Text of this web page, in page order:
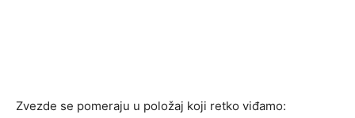
Zvezde se pomeraju u položaj koji retko viđamo: